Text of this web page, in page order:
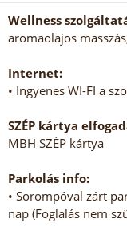
Wellness
aromaolajos
Internet:
• Ingyenes WI-FI a
SZÉP kártya
MBH SZÉP kártya
Parkolás info:
• Sorompóval zárt
nap (Foglalás nem